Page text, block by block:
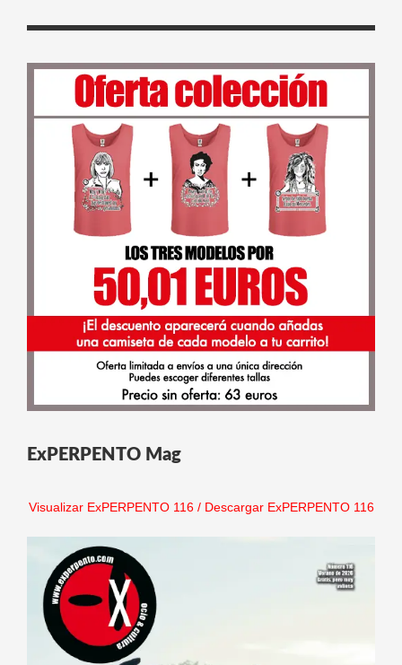
ExPERPENTO Mag
Visualizar ExPERPENTO 116/ Descargar ExPERPENTO 116